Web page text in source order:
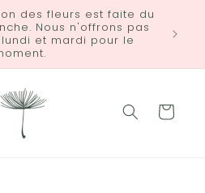
des fleurs est faite du
Nous n'offrons pas
et mardi pour le
Panier